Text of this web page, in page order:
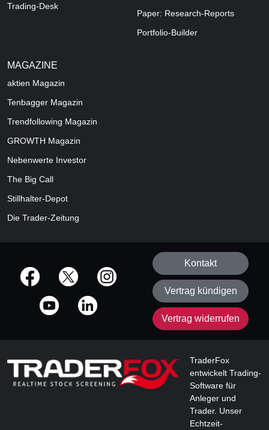
Trading-Desk
Paper: Research-Reports
Portfolio-Builder
MAGAZINE
aktien Magazin
Tenbagger Magazin
Trendfollowing Magazin
GROWTH Magazin
Nebenwerte Investor
The Big Call
Stillhalter-Depot
Die Trader-Zeitung
offizielle Social Media-Accounts
Kontakt
Vertrag kündigen
Vertrag widerrufen
TraderFox
entwickelt Trading-
Software für
Anleger und
Trader. Unser
Echtzeit-